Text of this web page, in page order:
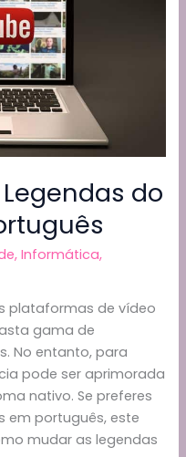
do
,Informática,
plataformas de vídeo
gama de
No entanto, para
pode ser aprimorada
nativo. Se preferes
em português, este
mudar as legendas